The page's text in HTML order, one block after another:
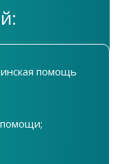
помощь